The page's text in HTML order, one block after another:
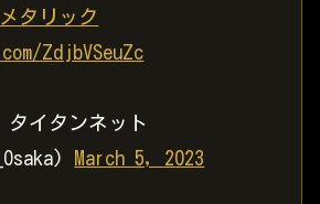
タリック
ZdjbVSeuZc
イタンネット
March 5, 2023